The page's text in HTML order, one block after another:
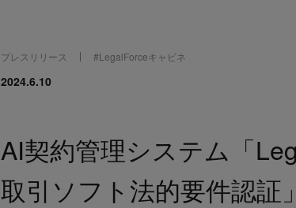
プレスリリース #LegalForceキャビネ
2024.6.10
AI契約管理システム「
取引ソフト法的要件認証